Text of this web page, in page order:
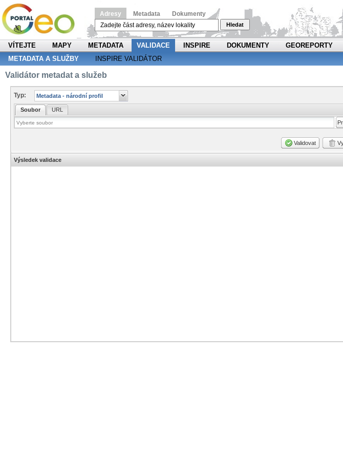
Adresy Metadata Dokumenty
Hledat
VÍTEJTE MAPY METADATA VALIDACE INSPIRE DOKUMENTY GEOREPORTY
METADATA A SLUŽBY
INSPIRE VALIDÁTOR
Validátor metadat a služeb
Typ:
Soubor URL
Validovat
Výsledek validace